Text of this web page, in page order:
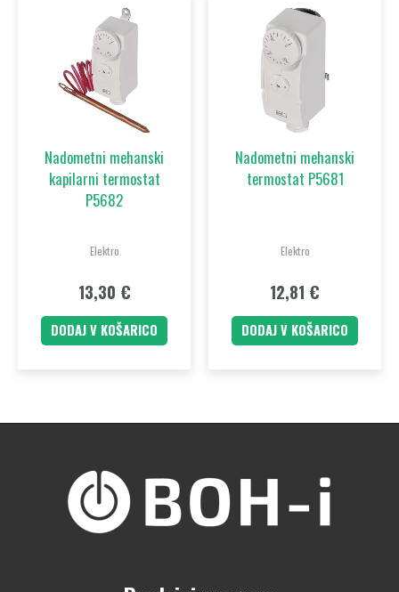
Nadometni mehanski
kapilarni termostat
P5682
Elektro
13,30 €
DODAJ V KOŠARICO
Nadometni mehanski
termostat P5681
Elektro
12,81 €
DODAJ V KOŠARICO